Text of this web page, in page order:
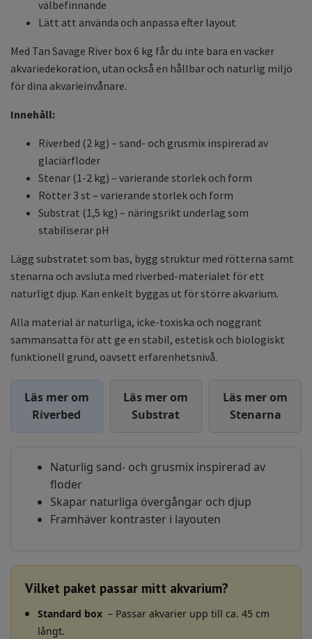
välbefinnande
Lätt att använda och anpassa efter layout
Med Tan Savage River box 6 kg får du inte bara en vacker
akvariedekoration, utan också en hållbar och naturlig miljö
för dina akvarieinvånare.
Innehåll:
Riverbed (2 kg) – sand- och grusmix inspirerad av
glaciärfloder
Stenar (1-2 kg) – varierande storlek och form
Rötter 3 st – varierande storlek och form
Substrat (1,5 kg) – näringsrikt underlag som
stabiliserar pH
Lägg substratet som bas, bygg struktur med rötterna samt
stenarna och avsluta med riverbed-materialet för ett
naturligt djup. Kan enkelt byggas ut för större akvarium.
Alla material är naturliga, icke-toxiska och noggrant
sammansatta för att ge en stabil, estetisk och biologiskt
funktionell grund, oavsett erfarenhetsnivå.
Läs mer om
Riverbed
Läs mer om
Substrat
Läs mer om
Stenarna
Naturlig sand- och grusmix inspirerad av
floder
Skapar naturliga övergångar och djup
Framhäver kontraster i layouten
Vilket paket passar mitt akvarium?
Standard box – Passar akvarier upp till ca. 45 cm
långt.